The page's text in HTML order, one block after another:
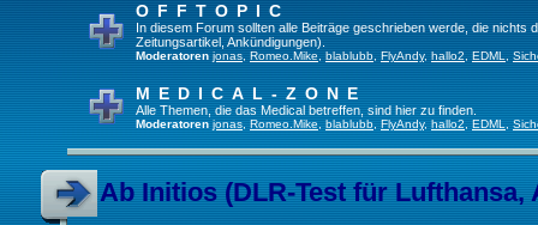
OFFTOPIC
In diesem Forum sollten alle Beiträge geschrieben werde, die
Zeitungsartikel, Ankündigungen).
Moderatoren jonas Romeo.Mike blablubb FlyAndy, hallo2 EDML
MEDICAL-ZONE
Alle Themen, die das Medical betreffen, sind hier zu finden.
Moderatoren jonas Romeo.Mike blablubb FlyAndy, hallo2 EDML
Ab Initios (DLR-Test für Lufthansa,